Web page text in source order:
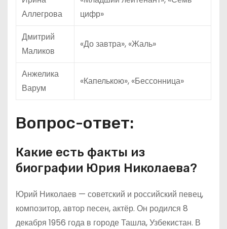
Аллегрова
цифр»
Дмитрий
Маликов
«До завтра», «Жаль»
Анжелика
Варум
«Капелькою», «Бессонница»
Вопрос-ответ:
Какие есть факты из
биографии Юрия Николаева?
Юрий Николаев — советский и российский певец,
композитор, автор песен, актёр. Он родился 8
декабря 1956 года в городе Ташла, Узбекистан. В